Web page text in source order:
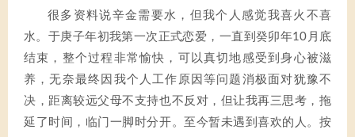
很多资料说辛金需要水，但我个人感觉我喜火不喜
水。于庚子年初我第一次正式恋爱，一直到癸卯年10月底
结束，整个过程非常愉快，可以真切地感受到身心被滋
养，无奈最终因我个人工作原因等问题消极面对犹豫不
决，距离较远父母不支持也不反对，但让我再三思考，拖
延了时间，临门一脚时分开。至今暂未遇到喜欢的人。按